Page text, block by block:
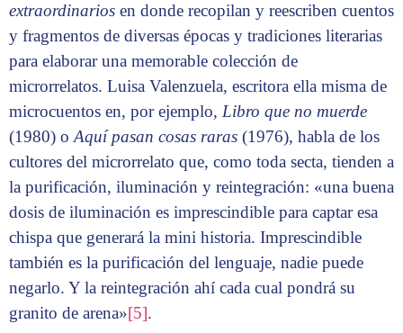
extraordinarios en donde recopilan y reescriben cuentos
y fragmentos de diversas épocas y tradiciones literarias
para elaborar una memorable colección de
microrrelatos. Luisa Valenzuela, escritora ella misma de
microcuentos en, por ejemplo, Libro que no muerde
(1980) oAquí pasan cosas raras (1976), habla de los
cultores del microrrelato que, como toda secta, tienden a
la purificación, iluminación y reintegración: «una buena
dosis de iluminación es imprescindible para captar esa
chispa que generará la mini historia. Imprescindible
también es la purificación del lenguaje, nadie puede
negarlo. Y la reintegración ahí cada cual pondrá su
granito de arena»[5].